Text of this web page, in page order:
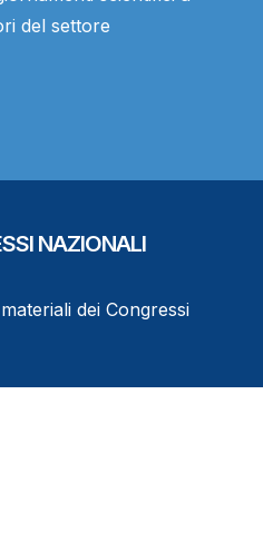
del settore
NAZIONALI
dei Congressi